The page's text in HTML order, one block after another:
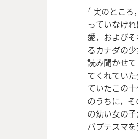
7 実のところ
っていなけ
愛，および
るカナダの
読み聞かせ
てくれてい
ていたこの
のうちに，
の幼い女の
バプテスマ